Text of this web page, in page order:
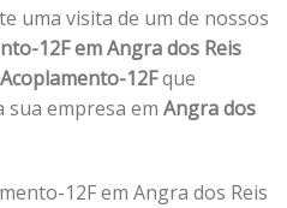
uma visita de um de nossos
12F em Angra dos Reis
Acoplamento-12Fque
sua empresa em Angra dos
12F em Angra dos Reis